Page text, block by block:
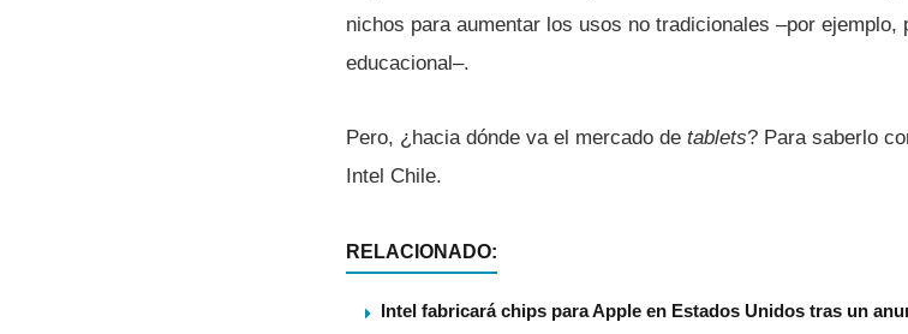
nichos para aumentar los usos no tradicionales –por
educacional–.
Pero, ¿hacia dónde va el mercado de tablets? Para saberlo
Intel Chile.
RELACIONADO:
Intel fabricará chips para Apple en Estados Unidos tras un